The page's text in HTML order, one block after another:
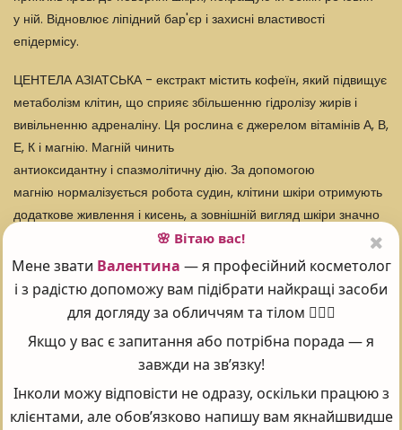
у ній. Відновлює ліпідний бар'єр і захисні властивості
епідермісу.
ЦЕНТЕЛА АЗІАТСЬКА - екстракт містить кофеїн, який підвищує
метаболізм клітин, що сприяє збільшенню гідролізу жирів і
вивільненню адреналіну. Ця рослина є джерелом вітамінів А, В,
Е, К і магнію. Магній чинить
антиоксидантну і спазмолітичну дію. За допомогою
магнію нормалізується робота судин, клітини шкіри отримують
додаткове живлення і кисень, а зовнішній вигляд шкіри значно
Центела азіатська укріплює капіляри і вени,
активізує фібробласти, і покращує кровообіг, завдяки чому
значно зростає еластичність сполучної тканини. Екстракт цієї
рослини стимулює процеси епітелізації, що призводить
до швидкого загоєння дрібних ран, опіків і прискореної
регенерації клітин шкіри.
МЕНТОЛ - органічний компонент, отриманий з м'ятної ефірної
🌸 Вітаю вас!
Мене звати Валентина — я професійний косметолог
і з радістю допоможу вам підібрати найкращі засоби
для догляду за обличчям та тілом 💆‍♀️✨
Якщо у вас є запитання або потрібна порада — я
завжди на зв’язку!
Інколи можу відповісти не одразу, оскільки працюю з
клієнтами, але обов’язково напишу вам якнайшвидше